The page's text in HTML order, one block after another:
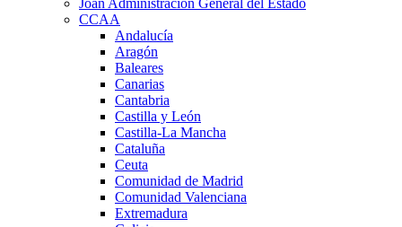
CCAA
Andalucía
Aragón
Baleares
Canarias
Cantabria
Castilla y León
Castilla-La Mancha
Cataluña
Ceuta
Comunidad de Madrid
Comunidad Valenciana
Extremadura